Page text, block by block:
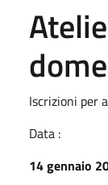
Iscrizioni per
Data :
14 gennaio